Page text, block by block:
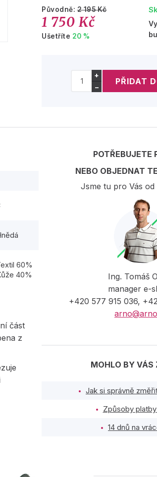
Původně:2 195 Kč
1 750 Kč
Ušetříte 20 %
+
−
60%
40%
část
z
POTŘEBUJETE
NEBO OBJEDNAT
Jsme tu pro Vás od
Ing. Tomáš
manager e-
+420 577 915 036,
MOHLO BY
Jak si správně
Způsoby
14 dnů na